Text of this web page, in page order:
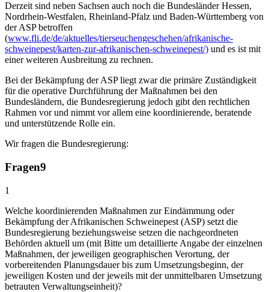
Derzeit sind neben Sachsen auch noch die Bundesländer Hessen,
Nordrhein-Westfalen, Rheinland-Pfalz und Baden-Württemberg von
der ASP betroffen
(www.fli.de/de/aktuelles/tierseuchengeschehen/afrikanische-
schweinepest/karten-zur-afrikanischen-schweinepest/) und es ist mit
einer weiteren Ausbreitung zu rechnen.
Bei der Bekämpfung der ASP liegt zwar die primäre Zuständigkeit
für die operative Durchführung der Maßnahmen bei den
Bundesländern, die Bundesregierung jedoch gibt den rechtlichen
Rahmen vor und nimmt vor allem eine koordinierende, beratende
und unterstützende Rolle ein.
Wir fragen die Bundesregierung:
Fragen9
1
Welche koordinierenden Maßnahmen zur Eindämmung oder
Bekämpfung der Afrikanischen Schweinepest (ASP) setzt die
Bundesregierung beziehungsweise setzen die nachgeordneten
Behörden aktuell um (mit Bitte um detaillierte Angabe der einzelnen
Maßnahmen, der jeweiligen geographischen Verortung, der
vorbereitenden Planungsdauer bis zum Umsetzungsbeginn, der
jeweiligen Kosten und der jeweils mit der unmittelbaren Umsetzung
betrauten Verwaltungseinheit)?